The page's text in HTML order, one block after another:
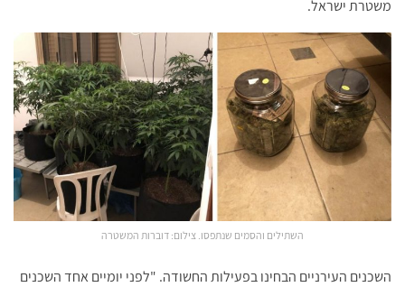
משטרת ישראל.
השתילים והסמים שנתפסו. צילום: דוברות המשטרה
השכנים העירניים הבחינו בפעילות החשודה. "לפני יומיים אחד השכנים